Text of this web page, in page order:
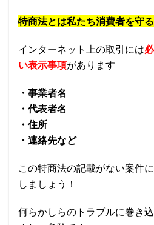
特商法とは私たち消費者を守
インターネット上の取引には
い表示事項があります
・事業者名
・代表者名
・住所
・連絡先など
この特商法の記載がない案件
しましょう！
何らかしらのトラブルに巻き